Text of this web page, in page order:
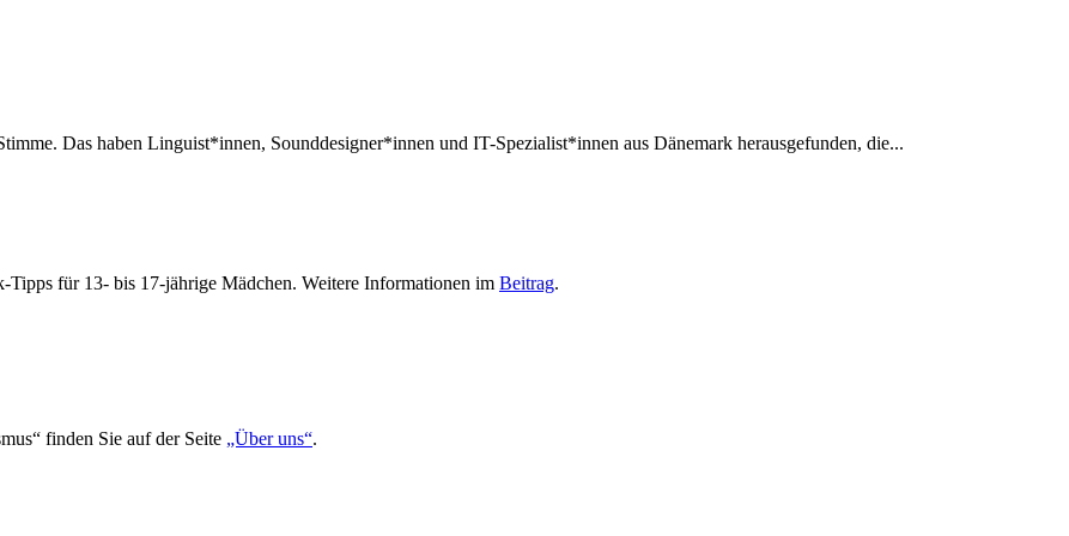
Das haben Linguist*innen, Sounddesigner*innen und IT-Spezialist*innen aus Dänemark herausgefunden, die...
für 13- bis 17-jährige Mädchen. Weitere Informationen im Beitrag.
finden Sie auf der Seite „Über uns“.